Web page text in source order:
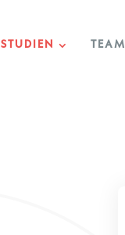
STUDIEN TEAM